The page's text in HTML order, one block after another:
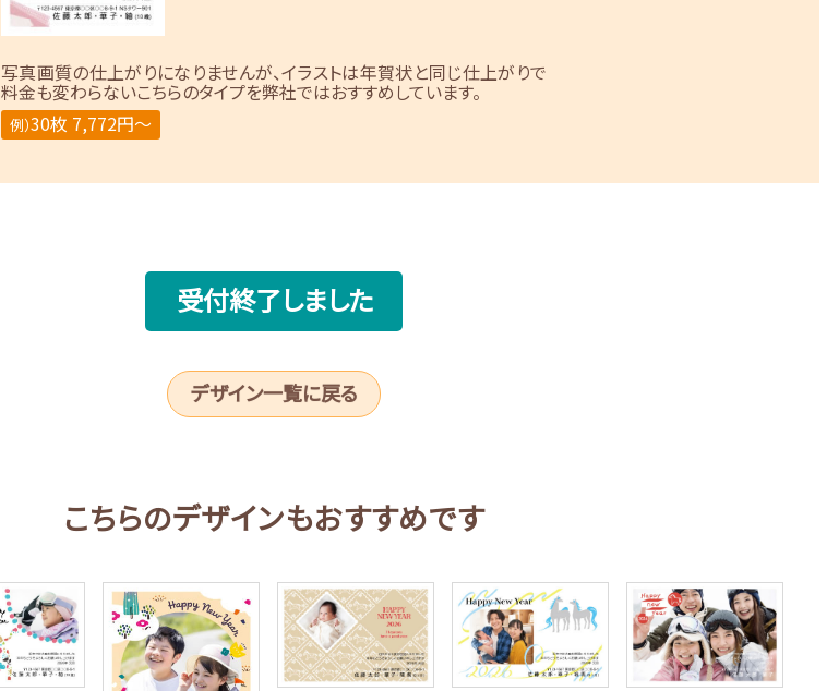
写真画質の仕上がりになりませんが、イラストは年賀状と同じ仕上がりで
料金も変わらないこちらのタイプを弊社ではおすすめしています。
例）30枚 7,772円～
受付終了しました
デザイン一覧に戻る
こちらのデザインもおすすめです